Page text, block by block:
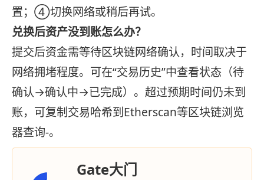
置；④切换网络或稍后再试。
兑换后资产没到账怎么办？
提交后资金需等待区块链网络确认，时间取决于
网络拥堵程度。可在“交易历史”中查看状态（待
确认→确认中→已完成）。超过预期时间仍未到
账，可复制交易哈希到Etherscan等区块链浏览
器查询-。
Gate大门